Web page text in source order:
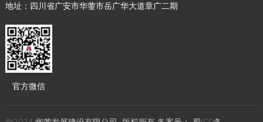
地址：四川省广安市华蓥市岳广华大道章广二期
官方微信